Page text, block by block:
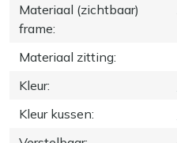
Materiaal (zichtbaar)
frame:
Materiaal zitting:
Kleur:
Kleur kussen: